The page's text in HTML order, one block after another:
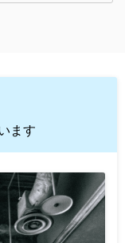
ます